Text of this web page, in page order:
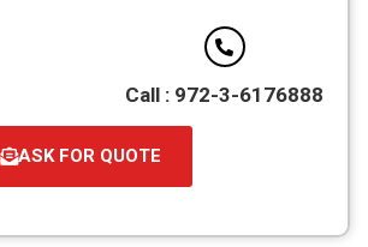
Call : 972-3-6176888
ASK FOR QUOTE